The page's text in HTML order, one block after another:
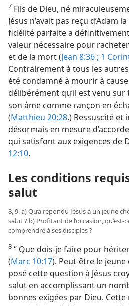
7 Fils de Dieu, né
Jésus n’avait pas reçu d’Adam
fidélité parfaite a
valeur nécessaire pour
et de la mort (Jean 8:36 ; 1
Contrairement à tous les autres
été condamné à mourir à cause
délibérément qu’il est venu
son âme comme rançon en
(Matthieu 20:28.) Ressuscité et
désormais en mesure
qui satisfont aux exigences de
12:10.
Les conditions
salut
8, 9. a) Qu’a répondu Jésus à un jeune
salut ? b) Profitant de l’occasion, qu’est-​
comprendre à ses disciples ?
8 “ Que dois-​je faire pour
(Marc 10:17). Peut-être le jeune
posé cette question à Jésus
salut en accomplissant un
bonnes exigées par Dieu.